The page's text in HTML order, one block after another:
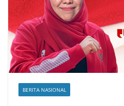
BERITA NASIONAL